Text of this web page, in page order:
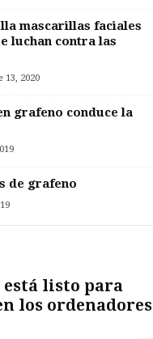
mascarillas faciales
luchan contra las
13, 2020
grafeno conduce la
de grafeno
está listo para
los ordenadores